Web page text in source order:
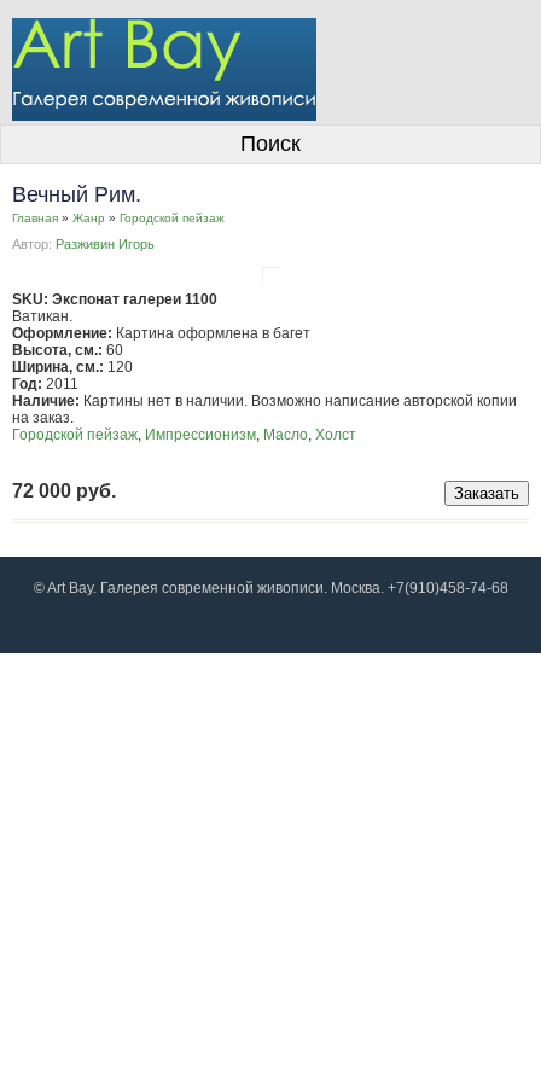
Информация для покупателей
Контакты
Личный кабинет
Поиск
Вечный Рим.
Главная » Жанр » Городской пейзаж
Автор: Разживин Игорь
SKU: Экспонат галереи 1100
Ватикан.
Оформление: Картина оформлена в багет
Высота, см.: 60
Ширина, см.: 120
Год: 2011
Наличие: Картины нет в наличии. Возможно написание авторской копии
на заказ.
Городской пейзаж Импрессионизм Масло Холст
72 000 руб.
© Art Bay. Галерея современной живописи. Москва. +7(910)458-74-68